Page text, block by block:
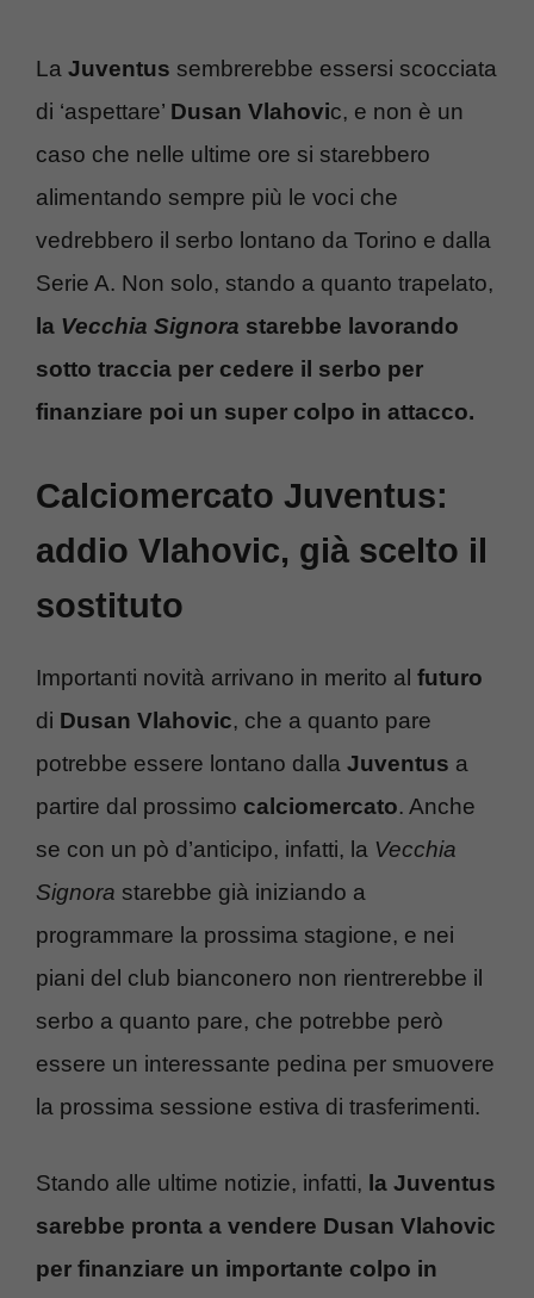
La Juventus sembrerebbe essersi scocciata
di ‘aspettare’ Dusan Vlahovic, e non è un
caso che nelle ultime ore si starebbero
alimentando sempre più le voci che
vedrebbero il serbo lontano da Torino e dalla
Serie A. Non solo, stando a quanto trapelato,
la Vecchia Signora starebbe lavorando
sotto traccia per cedere il serbo per
finanziare poi un super colpo in attacco.
Calciomercato Juventus:
addio Vlahovic, già scelto il
sostituto
Importanti novità arrivano in merito al futuro
di Dusan Vlahovic, che a quanto pare
potrebbe essere lontano dalla Juventus a
partire dal prossimo calciomercato. Anche
se con un pò d’anticipo, infatti, la Vecchia
Signora starebbe già iniziando a
programmare la prossima stagione, e nei
piani del club bianconero non rientrerebbe il
serbo a quanto pare, che potrebbe però
essere un interessante pedina per smuovere
la prossima sessione estiva di trasferimenti.
Stando alle ultime notizie, infatti, la Juventus
sarebbe pronta a vendere Dusan Vlahovic
per finanziare un importante colpo in